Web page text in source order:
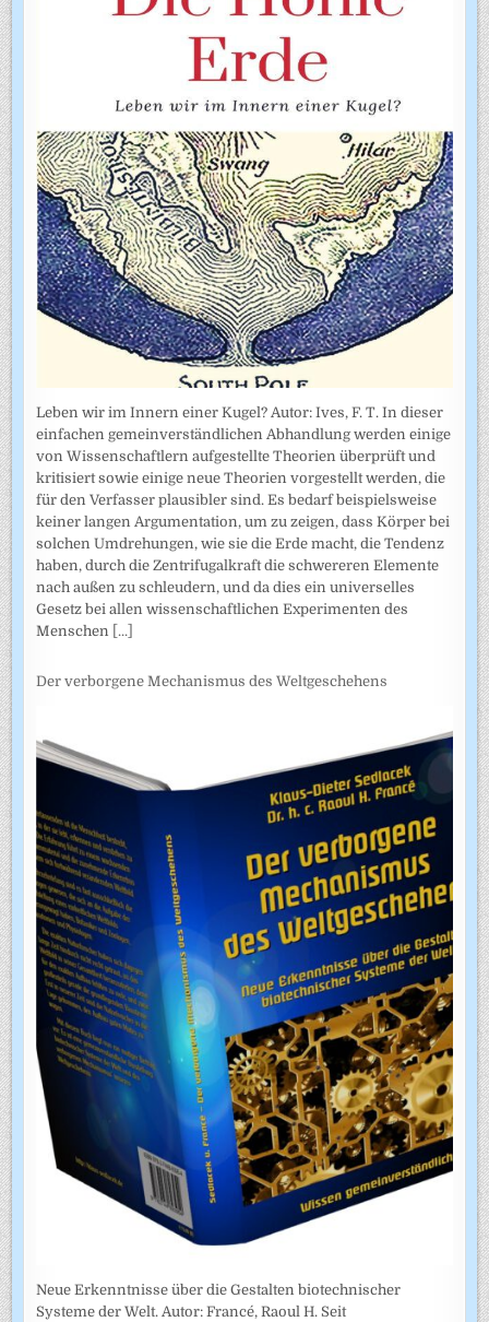
Leben wir im Innern einer Kugel? Autor: Ives, F. T. In dieser
einfachen gemeinverständlichen Abhandlung werden einige
von Wissenschaftlern aufgestellte Theorien überprüft und
kritisiert sowie einige neue Theorien vorgestellt werden, die
für den Verfasser plausibler sind. Es bedarf beispielsweise
keiner langen Argumentation, um zu zeigen, dass Körper bei
solchen Umdrehungen, wie sie die Erde macht, die Tendenz
haben, durch die Zentrifugalkraft die schwereren Elemente
nach außen zu schleudern, und da dies ein universelles
Gesetz bei allen wissenschaftlichen Experimenten des
Menschen [...]
Der verborgene Mechanismus des Weltgeschehens
Neue Erkenntnisse über die Gestalten biotechnischer
Systeme der Welt. Autor: Francé, Raoul H. Seit